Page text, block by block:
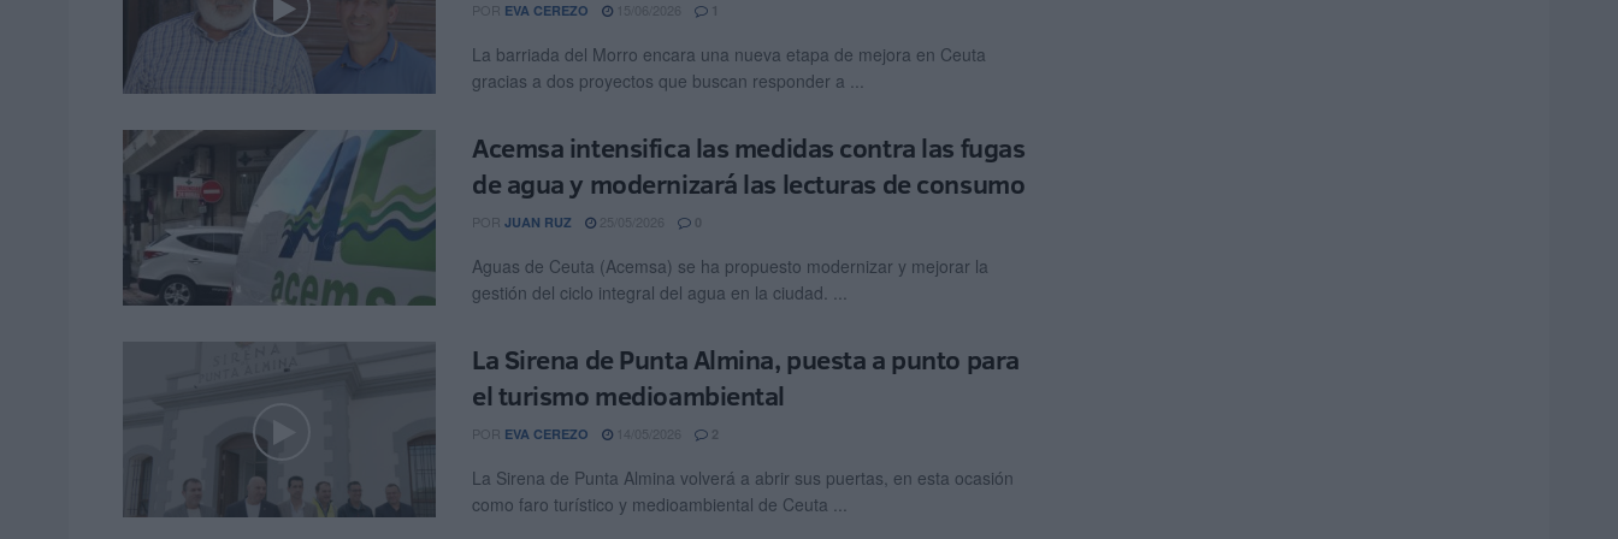
POR EVA CEREZO 1
La barriada del Morro encara una nueva etapa de mejora en Ceuta
gracias a dos proyectos que buscan responder a ...
Acemsa intensifica las medidas contra las fugas
de agua y modernizará las lecturas de consumo
POR JUAN RUZ 0
Aguas de Ceuta (Acemsa) se ha propuesto modernizar y mejorar la
gestión del ciclo integral del agua en la ciudad. ...
La Sirena de Punta Almina, puesta a punto para
el turismo medioambiental
POR EVA CEREZO 2
La Sirena de Punta Almina volverá a abrir sus puertas, en esta ocasión
como faro turístico y medioambiental de Ceuta ...